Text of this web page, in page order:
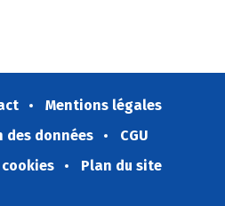
Mentions légales
des données
CGU
Plan du site